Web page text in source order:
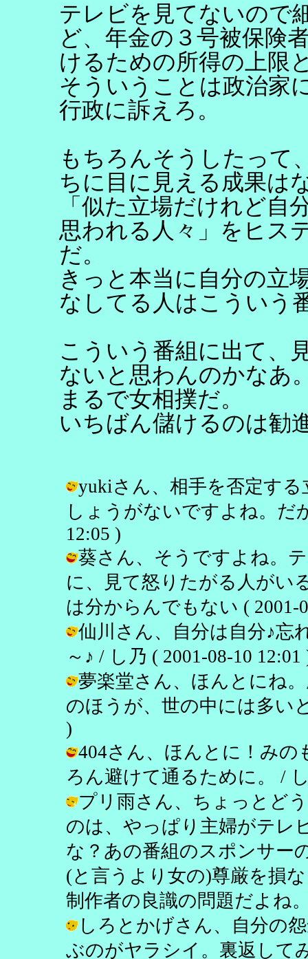
テレビを見てないので
ど、年金の３号被保険
けるための所得の上限
そういうことは政治家
行政に訴えろ。
もちろんそうしたって
ちに目に見える成果は
「似た立場だけれど自
思われる人々」をヒス
だ。
きっと本当に自分の立
なしてる人はこういう
こういう番組に出て、
ないと思わんのかなあ
まるで女相撲だ。
いちばん儲けるのは勧
yukiさん、相手を否定す
しょうがないですよね。だ
12:05 )
葵さん、そうですよね。
に、見て怒りたがる人がい
は分からんでもない ( 2001-
仙川さん、自分は自分♪忘
～♪ / し乃 ( 2001-08-10 12:01
夢楽堂さん、ほんとにね
のほうが、世の中には多い
)
404さん、ほんとに！み
ろん避けて通るために。 /
プリ雨さん、ちょっとど
のは、やっぱり主婦がテレ
な？あの番組のスポンサー
(と言うより女の)尊厳を損
制作者の良識の問題だよね
しろとかげさん、自分の
ぶのがヤラシイ。裏返して